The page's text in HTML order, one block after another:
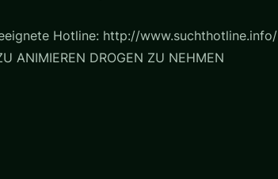
Hotline: http://www.suchthotline.info/
ANIMIEREN DROGEN ZU NEHMEN